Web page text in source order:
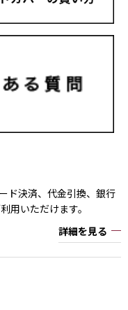
ド決済、代金引換、銀行
用いただけます。
詳細を見る